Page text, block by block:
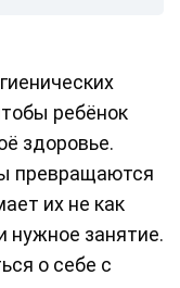
ребёнок
здоровье.
превращаются
их не как
нужное занятие.
о себе с